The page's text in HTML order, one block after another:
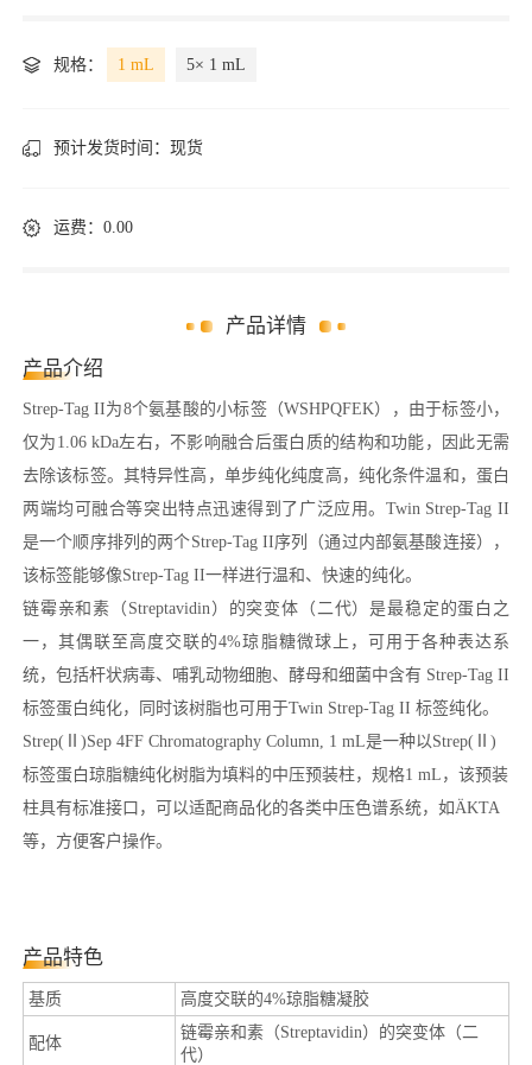
规格： 1 mL 5× 1 mL
预计发货时间： 现货
运费：0.00
产品详情
产品介绍
Strep-Tag II为8个氨基酸的小标签（WSHPQFEK），由于标签小，
仅为1.06 kDa左右，不影响融合后蛋白质的结构和功能，因此无需
去除该标签。其特异性高，单步纯化纯度高，纯化条件温和，蛋白
两端均可融合等突出特点迅速得到了广泛应用。Twin Strep-Tag II
是一个顺序排列的两个Strep-Tag II序列（通过内部氨基酸连接），
该标签能够像Strep-Tag II一样进行温和、快速的纯化。
链霉亲和素（Streptavidin）的突变体（二代）是最稳定的蛋白之
一，其偶联至高度交联的4%琼脂糖微球上，可用于各种表达系
统，包括杆状病毒、哺乳动物细胞、酵母和细菌中含有 Strep-Tag II
标签蛋白纯化，同时该树脂也可用于Twin Strep-Tag II 标签纯化。
Strep(Ⅱ)Sep 4FF Chromatography Column, 1 mL是一种以Strep(Ⅱ)
标签蛋白琼脂糖纯化树脂为填料的中压预装柱，规格1 mL，该预装
柱具有标准接口，可以适配商品化的各类中压色谱系统，如ÄKTA
等，方便客户操作。
产品特色
基质 高度交联的4%琼脂糖凝胶
配体
链霉亲和素（Streptavidin）的突变体（二
代）